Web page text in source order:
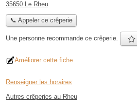
35650 Le Rheu
📞 Appeler ce crêperie
Une personne recommande ce crêperie.
Améliorer cette fiche
Renseigner les horaires
Autres crêperies au Rheu